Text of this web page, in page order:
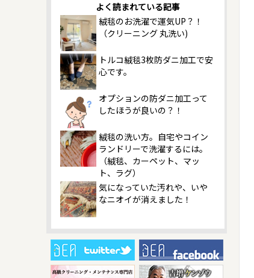
よく読まれている記事
絨毯のお洗濯で運気UP？！
（クリーニング 丸洗い)
トルコ絨毯3枚防ダニ加工で安
心です。
オプションの防ダニ加工って
したほうが良いの？！
絨毯の洗い方。自宅やコイン
ランドリーで洗濯するには。
（絨毯、カーペット、マッ
ト、ラグ）
気になっていた汚れや、いや
なニオイが消えました！